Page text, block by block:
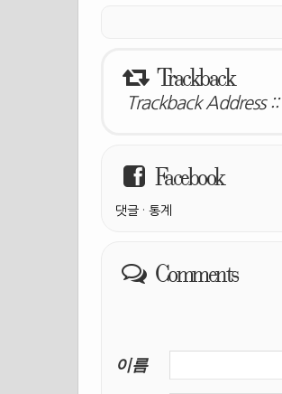
Trackback
Trackback Address ::
Facebook
댓글 · 통계
Comments
이름